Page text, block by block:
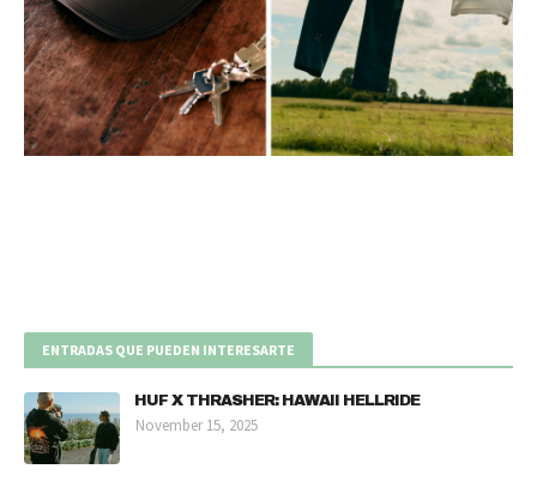
ENTRADAS QUE PUEDEN INTERESARTE
HUF X THRASHER: HAWAII HELLRIDE
November 15, 2025